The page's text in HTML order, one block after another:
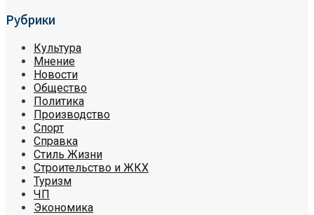
Рубрики
Культура
Мнение
Новости
Общество
Политика
Производство
Спорт
Справка
Стиль Жизни
Строительство и ЖКХ
Туризм
ЧП
Экономика